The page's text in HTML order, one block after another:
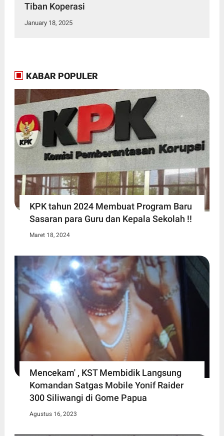
Tiban Koperasi
January 18, 2025
KABAR POPULER
KPK tahun 2024 Membuat Program Baru
Sasaran para Guru dan Kepala Sekolah !!
Maret 18, 2024
Mencekam' , KST Membidik Langsung
Komandan Satgas Mobile Yonif Raider
300 Siliwangi di Gome Papua
Agustus 16, 2023